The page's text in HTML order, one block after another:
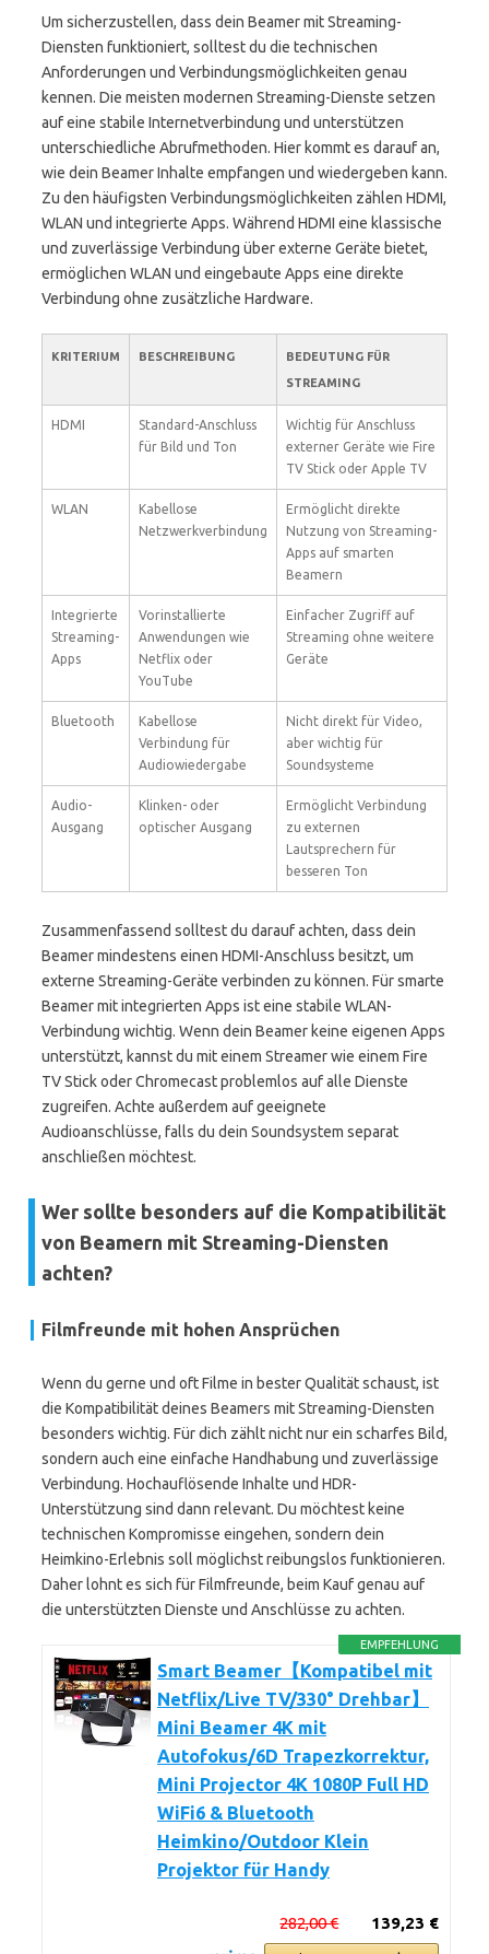
Um sicherzustellen, dass dein Beamer mit Streaming-
Diensten funktioniert, solltest du die technischen
Anforderungen und Verbindungsmöglichkeiten genau
kennen. Die meisten modernen Streaming-Dienste setzen
auf eine stabile Internetverbindung und unterstützen
unterschiedliche Abrufmethoden. Hier kommt es darauf an,
wie dein Beamer Inhalte empfangen und wiedergeben kann.
Zu den häufigsten Verbindungsmöglichkeiten zählen HDMI,
WLAN und integrierte Apps. Während HDMI eine klassische
und zuverlässige Verbindung über externe Geräte bietet,
ermöglichen WLAN und eingebaute Apps eine direkte
Verbindung ohne zusätzliche Hardware.
KRITERIUM BESCHREIBUNG
BEDEUTUNG FÜR
STREAMING
HDMI
Standard-Anschluss
für Bild und Ton
Wichtig für Anschluss
externer Geräte wie Fire
TV Stick oder Apple TV
WLAN
Kabellose
Netzwerkverbindung
Ermöglicht direkte
Nutzung von Streaming-
Apps auf smarten
Beamern
Integrierte
Streaming-
Apps
Vorinstallierte
Anwendungen wie
Netflix oder
YouTube
Einfacher Zugriff auf
Streaming ohne weitere
Geräte
Bluetooth
Kabellose
Verbindung für
Audiowiedergabe
Nicht direkt für Video,
aber wichtig für
Soundsysteme
Audio-
Ausgang
Klinken- oder
optischer Ausgang
Ermöglicht Verbindung
zu externen
Lautsprechern für
besseren Ton
Zusammenfassend solltest du darauf achten, dass dein
Beamer mindestens einen HDMI-Anschluss besitzt, um
externe Streaming-Geräte verbinden zu können. Für smarte
Beamer mit integrierten Apps ist eine stabile WLAN-
Verbindung wichtig. Wenn dein Beamer keine eigenen Apps
unterstützt, kannst du mit einem Streamer wie einem Fire
TV Stick oder Chromecast problemlos auf alle Dienste
zugreifen. Achte außerdem auf geeignete
Audioanschlüsse, falls du dein Soundsystem separat
anschließen möchtest.
Wer sollte besonders auf die Kompatibilität
von Beamern mit Streaming-Diensten
achten?
Filmfreunde mit hohen Ansprüchen
Wenn du gerne und oft Filme in bester Qualität schaust, ist
die Kompatibilität deines Beamers mit Streaming-Diensten
besonders wichtig. Für dich zählt nicht nur ein scharfes Bild,
sondern auch eine einfache Handhabung und zuverlässige
Verbindung. Hochauflösende Inhalte und HDR-
Unterstützung sind dann relevant. Du möchtest keine
technischen Kompromisse eingehen, sondern dein
Heimkino-Erlebnis soll möglichst reibungslos funktionieren.
Daher lohnt es sich für Filmfreunde, beim Kauf genau auf
die unterstützten Dienste und Anschlüsse zu achten.
EMPFEHLUNG
Smart Beamer【Kompatibel mit
Netflix/Live TV/330° Drehbar】
Mini Beamer 4K mit
Autofokus/6D Trapezkorrektur,
Mini Projector 4K 1080P Full HD
WiFi6 & Bluetooth
Heimkino/Outdoor Klein
Projektor für Handy
139,23 €
282,00 €